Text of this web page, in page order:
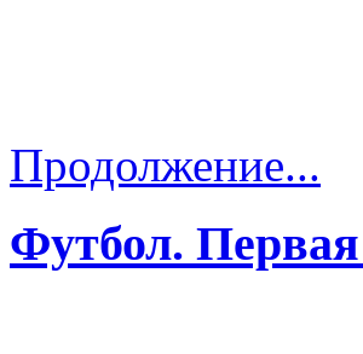
Продолжение...
Футбол.